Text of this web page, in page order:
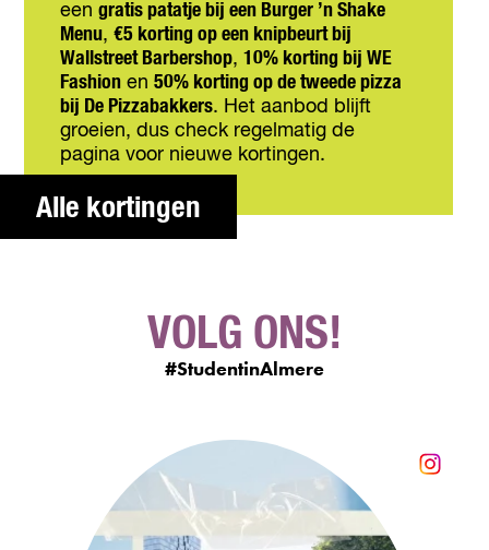
een gratis patatje bij een Burger ’n Shake
Menu, €5 korting op een knipbeurt bij
Wallstreet Barbershop, 10% korting bij WE
Fashion en 50% korting op de tweede pizza
bij De Pizzabakkers. Het aanbod blijft
groeien, dus check regelmatig de
pagina voor nieuwe kortingen.
Alle kortingen
VOLG ONS!
#StudentinAlmere